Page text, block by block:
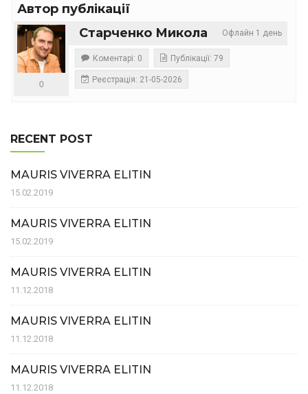
Автор публікації
Офлайн 1 день
Старченко Микола
0
Коментарі: 0 Публікації: 79
Реєстрація: 21-05-2026
RECENT POST
MAURIS VIVERRA ELITIN
15.02.2019
MAURIS VIVERRA ELITIN
15.02.2019
MAURIS VIVERRA ELITIN
11.12.2018
MAURIS VIVERRA ELITIN
11.12.2018
MAURIS VIVERRA ELITIN
11.12.2018